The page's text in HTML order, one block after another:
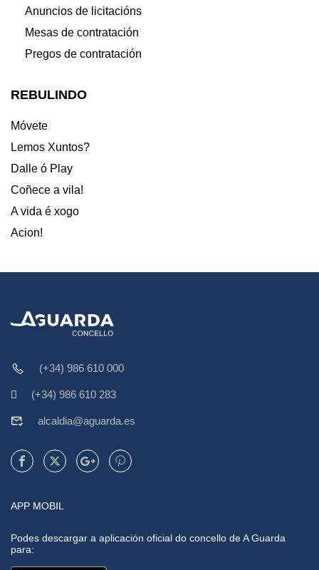
Anuncios de licitacións
Mesas de contratación
Pregos de contratación
REBULINDO
Móvete
Lemos Xuntos?
Dalle ó Play
Coñece a vila!
A vida é xogo
Acion!
(+34) 986 610 000
(+34) 986 610 283
alcaldia@aguarda.es
APP MOBIL
Podes descargar a aplicación oficial do concello de A Guarda
para: